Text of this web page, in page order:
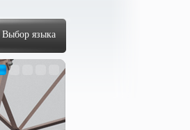
Выбор языка
2 6